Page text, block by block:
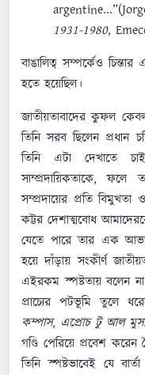
1931-1980,
বাঙালিত্ব সম্পর্কেও
হতে হয়েছিল।
জাতীয়তাবাদের কুফল
তিনি সরব ছিলেন প্রধান
তিনি এটা দেখাতে
সাম্প্রদায়িকতাকে,
সম্প্রদায়ের প্রতি বিমুখতা
কট্টর দেশাত্মবোধ
যেতে পারে তার এক
হয়ে দাঁড়ায় সংকীর্ণ
এইরকম স্পষ্টতায় বলেন
প্রাচ্যের পটভূমি তুলে
কম্পাস, এপ্রোচ টু আল
গণ্ডি পেরিয়ে প্রবেশ
তিনি স্পষ্টভাবেই যে